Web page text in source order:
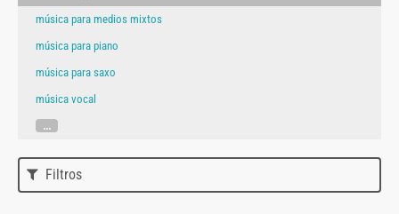
música para medios mixtos
música para piano
música para saxo
música vocal
...
Filtros